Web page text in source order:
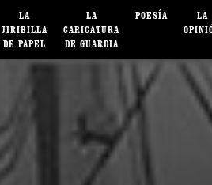
LA
JIRIBILLA
DE PAPEL
LA
CARICATURA
DE GUARDIA
POESÍA
LA